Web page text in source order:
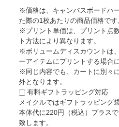
※価格は、キャンバスボードハ
た際の1枚あたりの商品価格です
※プリント単価は、プリント点
ト方法により異なります。
※ボリュームディスカウントは
ーアイテムにプリントする場合
※同じ内容でも、カートに別々
外となります。
有料ギフトラッピング対応
メイクルではギフトラッピング
本体代に220円（税込）プラス
致します。